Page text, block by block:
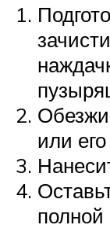
или
полной